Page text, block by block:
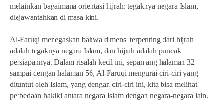
melainkan bagaimana orientasi hijrah: tegaknya negara Islam,
diejawantahkan di masa kini.
Al-Faruqi menegaskan bahwa dimensi terpenting dari hijrah
adalah tegaknya negara Islam, dan hijrah adalah puncak
persiapannya. Dalam risalah kecil ini, sepanjang halaman 32
sampai dengan halaman 56, Al-Faruqi mengurai ciri-ciri yang
dituntut oleh Islam, yang dengan ciri-ciri ini, kita bisa melihat
perbedaan hakiki antara negara Islam dengan negara-negara lain.